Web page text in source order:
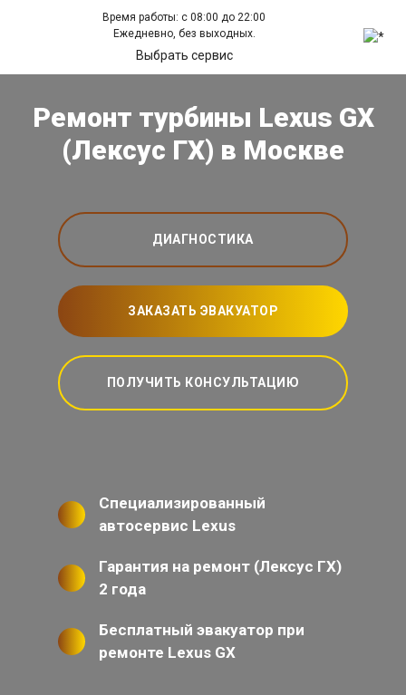
Время работы: с 08:00 до 22:00
Ежедневно, без выходных.
Выбрать сервис
Ремонт турбины Lexus GX
(Лексус ГХ) в Москве
ДИАГНОСТИКА
ЗАКАЗАТЬ ЭВАКУАТОР
ПОЛУЧИТЬ КОНСУЛЬТАЦИЮ
Специализированный
автосервис Lexus
Гарантия на ремонт (Лексус ГХ)
2 года
Бесплатный эвакуатор при
ремонте Lexus GX